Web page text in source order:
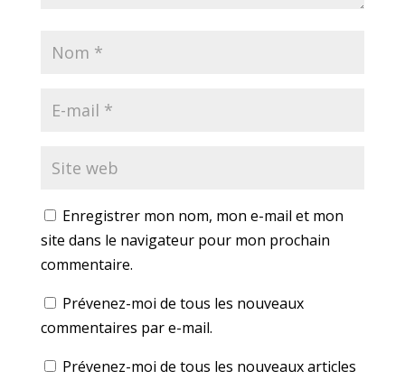
Enregistrer mon nom, mon e-mail et mon
site dans le navigateur pour mon prochain
commentaire.
Prévenez-moi de tous les nouveaux
commentaires par e-mail.
Prévenez-moi de tous les nouveaux articles